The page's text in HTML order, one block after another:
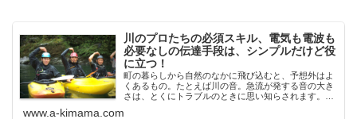
川のプロたちの必須スキル、電気も電波も
必要なしの伝達手段は、シンプルだけど役
に立つ！
町の暮らしから自然のなかに飛び込むと、予想外はよ
くあるもの。たとえば川の音。急流が発する音の大き
さは、とくにトラブルのときに思い知らされます。激
www.a-kimama.com